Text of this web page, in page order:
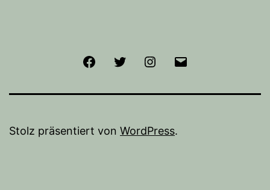
FacebookTwitter Instagram
Stolz präsentiert von WordPress.